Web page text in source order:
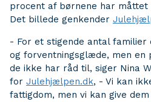
procent af børnene har måttet
Det billede genkender
- For et stigende antal familier
og forventningsglæde, men en
de ikke har råd til, siger Nina
for Julehjælpen.dk, - Vi kan
fattigdom, men vi kan give